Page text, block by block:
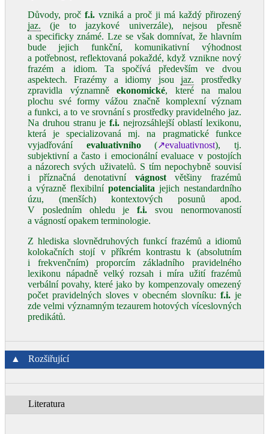
Důvody, proč f.i.vzniká a proč ji má každý přirozený
jaz. (je to jazykové univerzále), nejsou přesně
a specificky známé. Lze se však domnívat, že hlavním
bude jejich funkční, komunikativní výhodnost
a potřebnost, reflektovaná pokaždé, když vznikne nový
frazém a idiom. Ta spočívá především ve dvou
aspektech. Frazémy a idiomy jsoujaz. prostředky
zpravidla významněekonomické, které na malou
plochu své formy vážou značně komplexní význam
a funkci, a to ve srovnání s prostředky pravidelného jaz.
Na druhou stranu jef.i. nejrozsáhlejší oblastí lexikonu,
která je specializovaná mj. na pragmatické funkce
vyjadřování evaluativního(↗evaluativnost), tj.
subjektivní a často i emocionální evaluace v postojích
a názorech svých uživatelů. S tím nepochybně souvisí
i příznačná denotativní vágnostvětšiny frazémů
a výrazně flexibilní potencialita jejich nestandardního
úzu, (menších) kontextových posunů apod.
V posledním ohledu jef.i. svou nenormovaností
a vágností opakem terminologie.
Z hlediska slovnědruhových funkcí frazémů a idiomů
kolokačních stojí v příkrém kontrastu k (absolutním
i frekvenčním) proporcím základního pravidelného
lexikonu nápadně velký rozsah i míra užití frazémů
verbální povahy, které jako by kompenzovaly omezený
počet pravidelných sloves v obecném slovníku: f.i.je
zde velmi významným tezaurem hotových víceslovných
predikátů.
▲ Rozšiřující
Literatura